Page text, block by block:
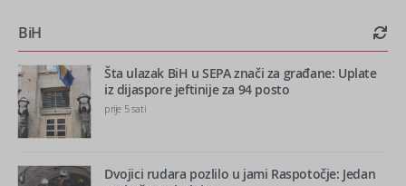
BiH
Šta ulazak BiH u SEPA znači za građane: Uplate
iz dijaspore jeftinije za 94 posto
prije 5 sati
Dvojici rudara pozlilo u jami Raspotočje: Jedan